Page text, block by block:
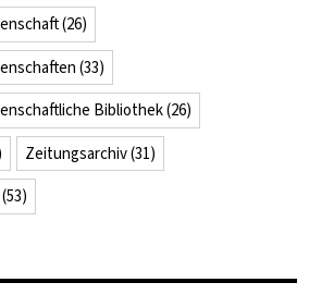
(26)
(33)
Bibliothek(26)
Zeitungsarchiv(31)
(53)